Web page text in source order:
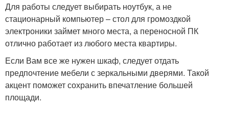
Для работы следует выбирать ноутбук, а не
стационарный компьютер – стол для громоздкой
электроники займет много места, а переносной ПК
отлично работает из любого места квартиры.
Если Вам все же нужен шкаф, следует отдать
предпочтение мебели с зеркальными дверями. Такой
акцент поможет сохранить впечатление большей
площади.